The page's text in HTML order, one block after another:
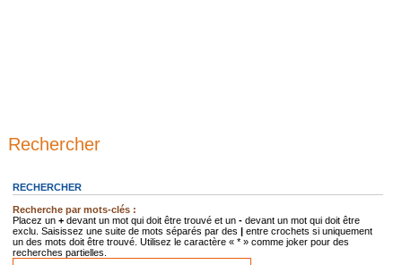
Rechercher
RECHERCHER
Recherche par mots-clés :
Placez un + devant un mot qui doit être trouvé et un - devant un mot qui doit être
exclu. Saisissez une suite de mots séparés par des | entre crochets si uniquement
un des mots doit être trouvé. Utilisez le caractère « * » comme joker pour des
recherches partielles.